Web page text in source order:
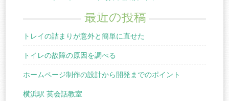
最近の投稿
トレイの詰まりが意外と簡単に直せた
トイレの故障の原因を調べる
ホームページ制作の設計から開発までのポイント
横浜駅 英会話教室